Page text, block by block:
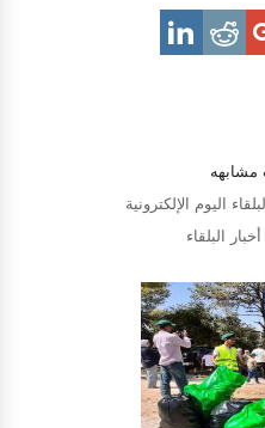
مشابهه
اليوم الإلكترونية
البلقاء